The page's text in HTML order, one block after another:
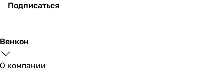
Подписаться
Венкон
О компании